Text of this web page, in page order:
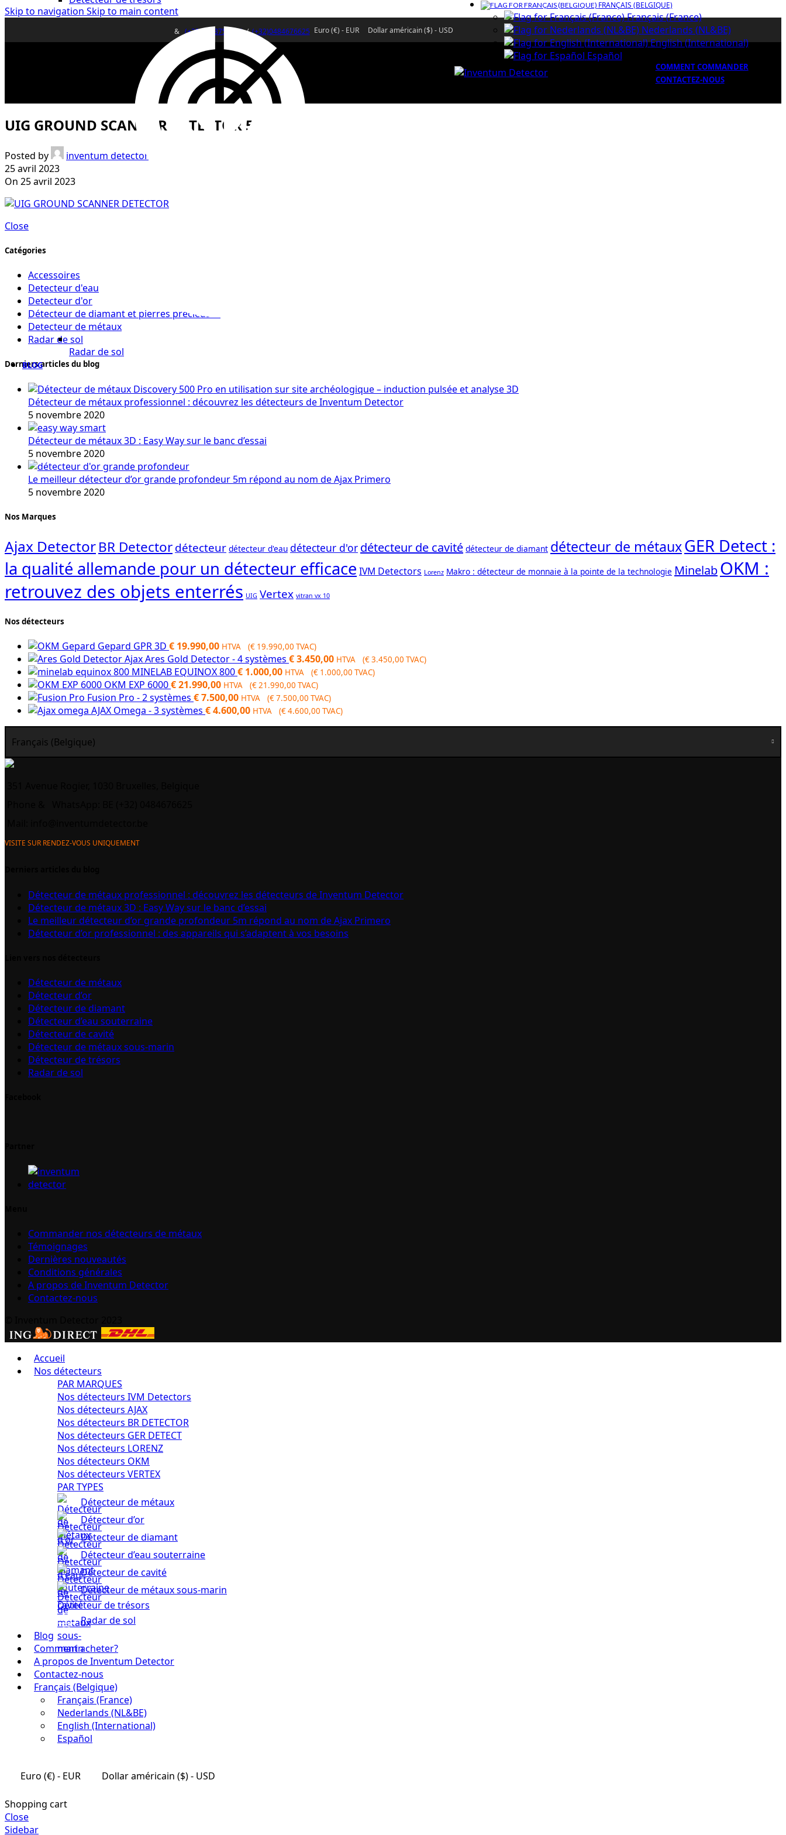
Skip to navigation Skip to main content
&(+33)0643752370/(+32)0484676625 Euro (€) - EUR Dollar américain ($) - USD
FRANÇAIS (BELGIQUE)
Français (France)
Nederlands (NL&BE)
English (International)
Español
Radar de sol
BLOG
COMMENT COMMANDER
CONTACTEZ-NOUS
UIG GROUND SCANNER DETECTOR 5
Posted by
inventum detector
25 avril 2023
On 25 avril 2023
Close
Catégories
Accessoires
Detecteur d'eau
Detecteur d'or
Détecteur de diamant et pierres précieuses
Detecteur de métaux
Radar de sol
Derniers articles du blog
Détecteur de métaux professionnel : découvrez les détecteurs de Inventum Detector
5 novembre 2020
Détecteur de métaux 3D : Easy Way sur le banc d’essai
5 novembre 2020
Le meilleur détecteur d’or grande profondeur 5m répond au nom de Ajax Primero
5 novembre 2020
Nos Marques
Ajax DetectorBR Detectordétecteur détecteur d'eau détecteur d'or détecteur de cavité détecteur de diamant détecteur de métauxGER Detect :
la qualité allemande pour un détecteur efficace IVM Detectors Lorenz Makro : détecteur de monnaie à la pointe de la technologie MinelabOKM :
retrouvez des objets enterrés UIG Vertex vitran vx 10
Nos détecteurs
Gepard GPR 3D € 19.990,00 HTVA (€ 19.990,00 TVAC)
Ajax Ares Gold Detector - 4 systèmes €3.450,00 HTVA (€3.450,00 TVAC)
MINELAB EQUINOX 800€ 1.000,00 HTVA (€ 1.000,00 TVAC)
OKM EXP 6000€21.990,00 HTVA (€21.990,00 TVAC)
Fusion Pro - 2 systèmes €7.500,00 HTVA (€7.500,00 TVAC)
AJAX Omega - 3 systèmes €4.600,00 HTVA (€4.600,00 TVAC)
Français (Belgique)
VISITE SUR RENDEZ-VOUS UNIQUEMENT
Détecteur de métaux professionnel : découvrez les détecteurs de Inventum Detector
Détecteur de métaux 3D : Easy Way sur le banc d’essai
Le meilleur détecteur d’or grande profondeur 5m répond au nom de Ajax Primero
Détecteur d’or professionnel : des appareils qui s’adaptent à vos besoins
Détecteur de métaux
Détecteur d’or
Détecteur de diamant
Détecteur d’eau souterraine
Détecteur de cavité
Détecteur de métaux sous-marin
Détecteur de trésors
Radar de sol
Commander nos détecteurs de métaux
Témoignages
Dernières nouveautés
Conditions générales
A propos de Inventum Detector
Contactez-nous
Accueil
Nos détecteurs
PAR MARQUES
Nos détecteurs IVM Detectors
Nos détecteurs AJAX
Nos détecteurs BR DETECTOR
Nos détecteurs GER DETECT
Nos détecteurs LORENZ
Nos détecteurs OKM
Nos détecteurs VERTEX
PAR TYPES
Détecteur de métaux
Détecteur d’or
Détecteur de diamant
Détecteur d’eau souterraine
Détecteur de cavité
Détecteur de métaux sous-marin
Détecteur de trésors
Radar de sol
Blog
Comment acheter?
A propos de Inventum Detector
Contactez-nous
Français (Belgique)
Français (France)
Nederlands (NL&BE)
English (International)
Español
Euro (€) - EUR Dollar américain ($) - USD
Shopping cart
Close
Sidebar